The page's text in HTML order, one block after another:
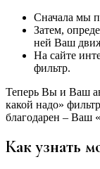
Сначала мы
Затем,
ней Ваш
На сайте
фильтр.
Теперь Вы и Ваш
какой надо»
благодарен – Ваш
Как узнать